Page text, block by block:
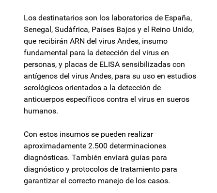
Los destinatarios son los laboratorios de España,
Senegal, Sudáfrica, Países Bajos y el Reino Unido,
que recibirán ARN del virus Andes, insumo
fundamental para la detección del virus en
personas, y placas de ELISA sensibilizadas con
antígenos del virus Andes, para su uso en estudios
serológicos orientados a la detección de
anticuerpos específicos contra el virus en sueros
humanos.
Con estos insumos se pueden realizar
aproximadamente 2.500 determinaciones
diagnósticas. También enviará guías para
diagnóstico y protocolos de tratamiento para
garantizar el correcto manejo de los casos.